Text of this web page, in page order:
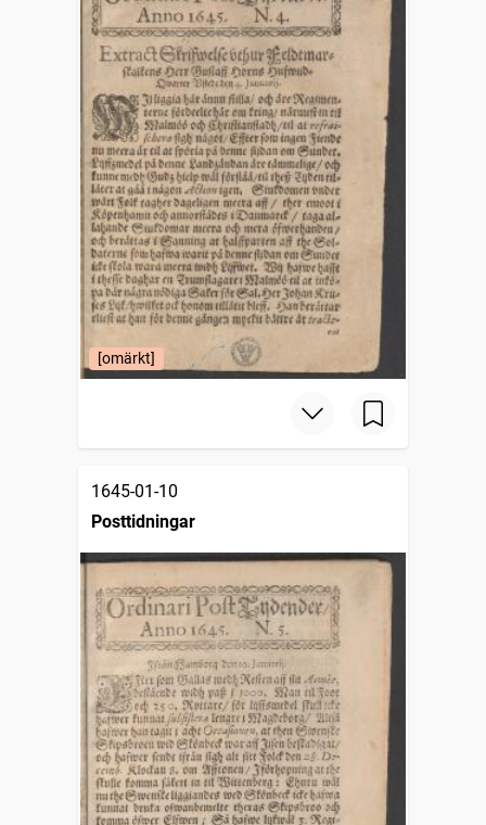
[omärkt]
1645-01-10
Posttidningar